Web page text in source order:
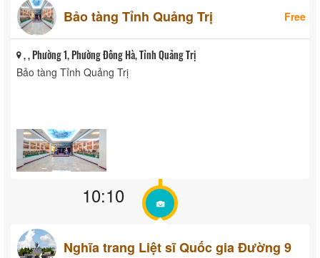
Bảo tàng Tỉnh Quảng Trị Free
, , Phường 1, Phường Đông Hà, Tỉnh Quảng Trị
Bảo tàng Tỉnh Quảng Trị
10:10
Nghĩa trang Liệt sĩ Quốc gia Đường 9